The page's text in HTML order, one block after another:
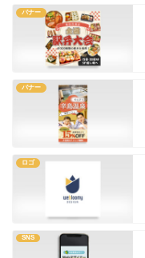
バナー
バナー
ロゴ
SNS